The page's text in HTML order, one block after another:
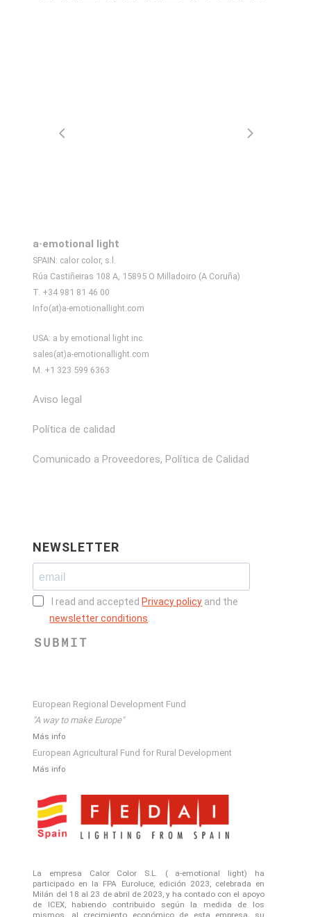
a·emotional light
SPAIN: calor color, s.l.
Rúa Castiñeiras 108 A, 15895 O Milladoiro (A Coruña)
T. +34 981 81 46 00
Info(at)a-emotionallight.com
USA: a by emotional light inc.
sales(at)a-emotionallight.com
M. +1 323 599 6363
Aviso legal
Política de calidad
Comunicado a Proveedores, Política de Calidad
NEWSLETTER
I read and accepted Privacy policy and the
newsletter conditions
SUBMIT
European Regional Development Fund
"A way to make Europe"
Más info
European Agricultural Fund for Rural Development
Más info
La empresa Calor Color S.L. ( a-emotional light) ha
participado en la FPA Euroluce, edición 2023, celebrada en
Milán del 18 al 23 de abril de 2023, y ha contado con el apoyo
de ICEX, habiendo contribuido según la medida de los